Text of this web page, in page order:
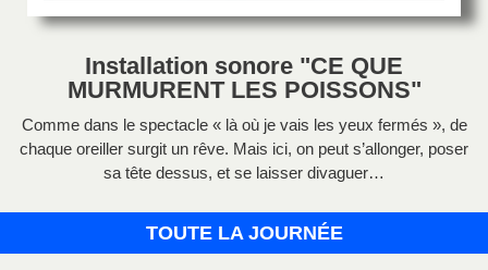
Installation sonore "CE QUE
MURMURENT LES POISSONS"
Comme dans le spectacle « là où je vais les yeux fermés », de
chaque oreiller surgit un rêve. Mais ici, on peut s’allonger, poser
sa tête dessus, et se laisser divaguer…
TOUTE LA JOURNÉE